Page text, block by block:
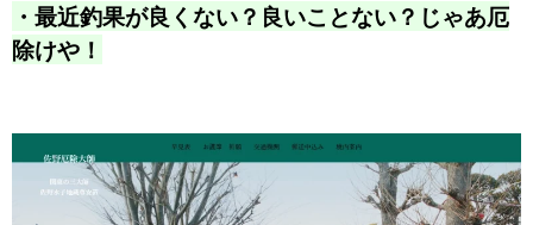
・最近釣果が良くない？良いことない？じゃあ厄
除けや！